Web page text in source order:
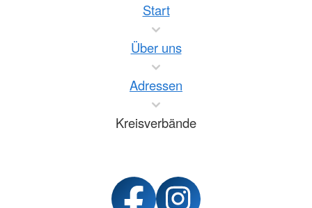
Start
Über uns
Adressen
Kreisverbände